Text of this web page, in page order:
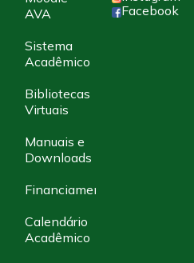
AVA
Sistema
Acadêmico
Bibliotecas
Virtuais
Manuais e
Downloads
Financiamento
Calendário
Acadêmico
Facebook